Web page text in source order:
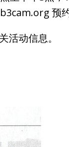
预约
活动信息。